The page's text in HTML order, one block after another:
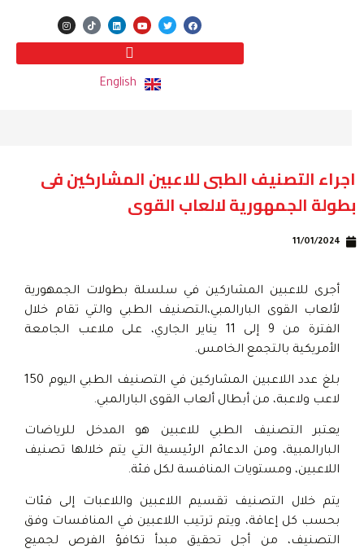
English
اجراء التصنيف الطبى للاعبين المشاركين فى
بطولة الجمهورية لالعاب القوى
11/01/2024
أجرى للاعبين المشاركين في سلسلة بطولات الجمهورية
لألعاب القوى البارالمبي،التصنيف الطبي والتي تقام خلال
الفترة من 9 إلى 11 يناير الجاري، على ملاعب الجامعة
الأمريكية بالتجمع الخامس.
بلغ عدد اللاعبين المشاركين في التصنيف الطبي اليوم 150
لاعب ولاعبة، من أبطال ألعاب القوى البارالمبي.
يعتبر التصنيف الطبي للاعبين هو المدخل للرياضات
البارالمبية، ومن الدعائم الرئيسية التي يتم خلالها تصنيف
اللاعبين، ومستويات المنافسة لكل فئة.
يتم خلال التصنيف تقسيم اللاعبين واللاعبات إلى فئات
بحسب كل إعاقة، ويتم ترتيب اللاعبين في المنافسات وفق
التصنيف، من أجل تحقيق مبدأ تكافؤ الفرص لجميع